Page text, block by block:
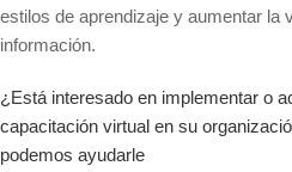
estilos de aprendizaje y aumentar la
información.
¿Está interesado en implementar o
capacitación virtual en su
podemos ayudarle